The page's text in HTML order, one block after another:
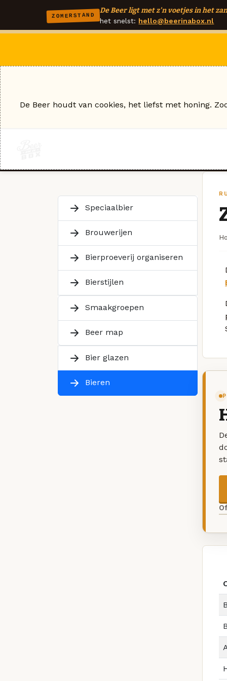
ZOMERSTAND
De Beer ligt met z'n voetjes in het
het snelst: hello@beerinabox.nl
Speciaalbier
Brouwerijen
Bierproeverij organiseren
Bierstijlen
Smaakgroepen
Beer map
Bier glazen
Bieren
De Beer houdt van cookies, het liefst met honing.